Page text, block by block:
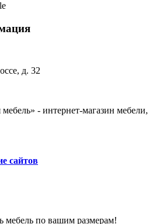
д. 32
- интернет-магазин мебели,
сайтов
мебель по вашим размерам!